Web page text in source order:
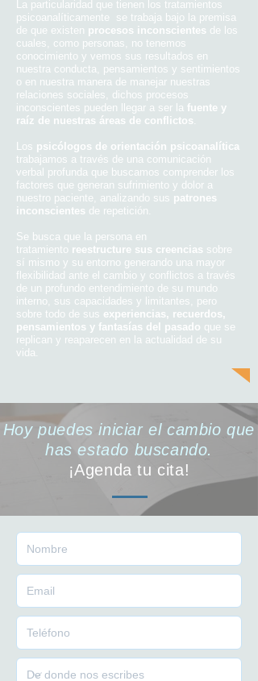
La particularidad que tienen los tratamientos
psicoanalíticamente se trabaja bajo la premisa
de que existen procesos inconscientes de los
cuales, como personas, no tenemos
conocimiento y vemos sus resultados en
nuestra conducta, pensamientos y sentimientos
o en nuestra manera de manejar nuestras
relaciones sociales, dichos procesos
inconscientes pueden llegar a ser la fuente y
raíz de nuestras áreas de conflictos.
Los psicólogos de orientación psicoanalítica
trabajamos a través de una comunicación
verbal profunda que buscamos comprender los
factores que generan sufrimiento y dolor a
nuestro paciente, analizando sus patrones
inconscientes de repetición.
Se busca que la persona en
tratamiento reestructure sus creencias sobre
sí mismo y su entorno generando una mayor
flexibilidad ante el cambio y conflictos a través
de un profundo entendimiento de su mundo
interno, sus capacidades y limitantes, pero
sobre todo de sus experiencias, recuerdos,
pensamientos y fantasías del pasado que se
replican y reaparecen en la actualidad de su
vida.
Hoy puedes iniciar el cambio que
has estado buscando.
¡Agenda tu cita!